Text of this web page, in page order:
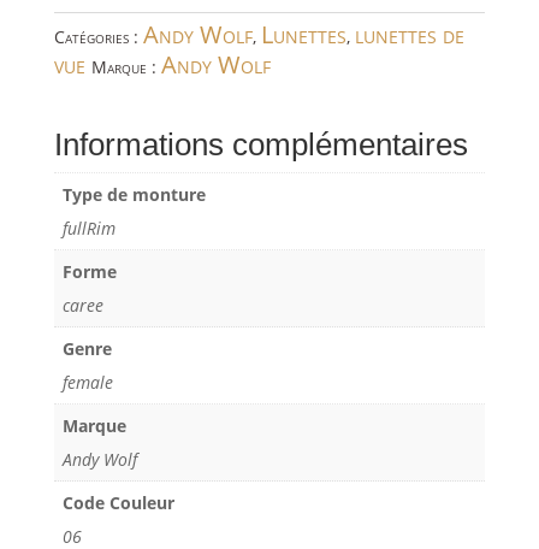
Catégories : Andy Wolf, Lunettes, lunettes de
vue Marque : Andy Wolf
Informations complémentaires
Type de monture
fullRim
Forme
caree
Genre
female
Marque
Andy Wolf
Code Couleur
06